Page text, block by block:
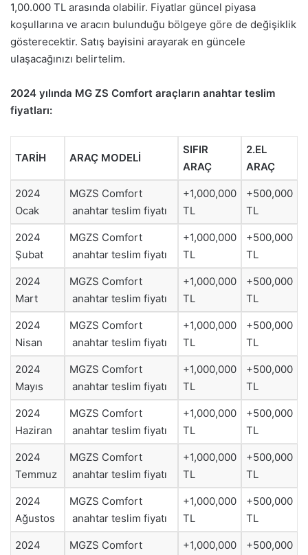
1,00.000 TL arasında olabilir. Fiyatlar güncel piyasa
koşullarına ve aracın bulunduğu bölgeye göre de değişiklik
gösterecektir. Satış bayisini arayarak en güncele
ulaşacağınızı belirtelim.
2024 yılında MG ZS Comfort araçların anahtar teslim
fiyatları:
TARİH ARAÇ MODELİ
SIFIR
ARAÇ
2.EL
ARAÇ
2024
Ocak
MGZS Comfort
anahtar teslim fiyatı
+1,000,000
TL
+500,000
TL
2024
Şubat
MGZS Comfort
anahtar teslim fiyatı
+1,000,000
TL
+500,000
TL
2024
Mart
MGZS Comfort
anahtar teslim fiyatı
+1,000,000
TL
+500,000
TL
2024
Nisan
MGZS Comfort
anahtar teslim fiyatı
+1,000,000
TL
+500,000
TL
2024
Mayıs
MGZS Comfort
anahtar teslim fiyatı
+1,000,000
TL
+500,000
TL
2024
Haziran
MGZS Comfort
anahtar teslim fiyatı
+1,000,000
TL
+500,000
TL
2024
Temmuz
MGZS Comfort
anahtar teslim fiyatı
+1,000,000
TL
+500,000
TL
2024
Ağustos
MGZS Comfort
anahtar teslim fiyatı
+1,000,000
TL
+500,000
TL
2024
MGZS Comfort
+1,000,000
+500,000